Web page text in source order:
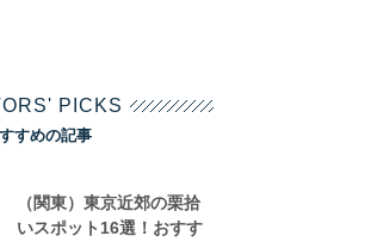
PICKS
すめの記事
（関東）東京近郊の栗拾
いスポット16選！おすす